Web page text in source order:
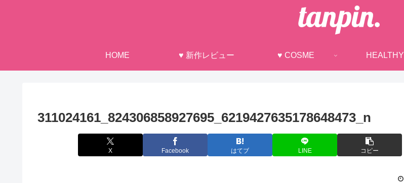
HOME ♥ 新作レビュー ♥ COSME HEALTHY
311024161_824306858927695_6219427635178648473_n
X Facebook はてブ LINE コピー